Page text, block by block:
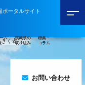
ポータルサイト
ム
茨城県の
取り組み
特集・
コラム
お問い合わせ
く表示